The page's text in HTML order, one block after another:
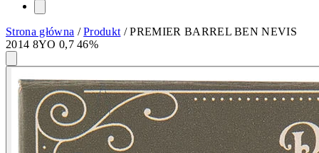
Strona główna /Produkt /PREMIER BARREL BEN NEVIS
2014 8YO 0,7 46%